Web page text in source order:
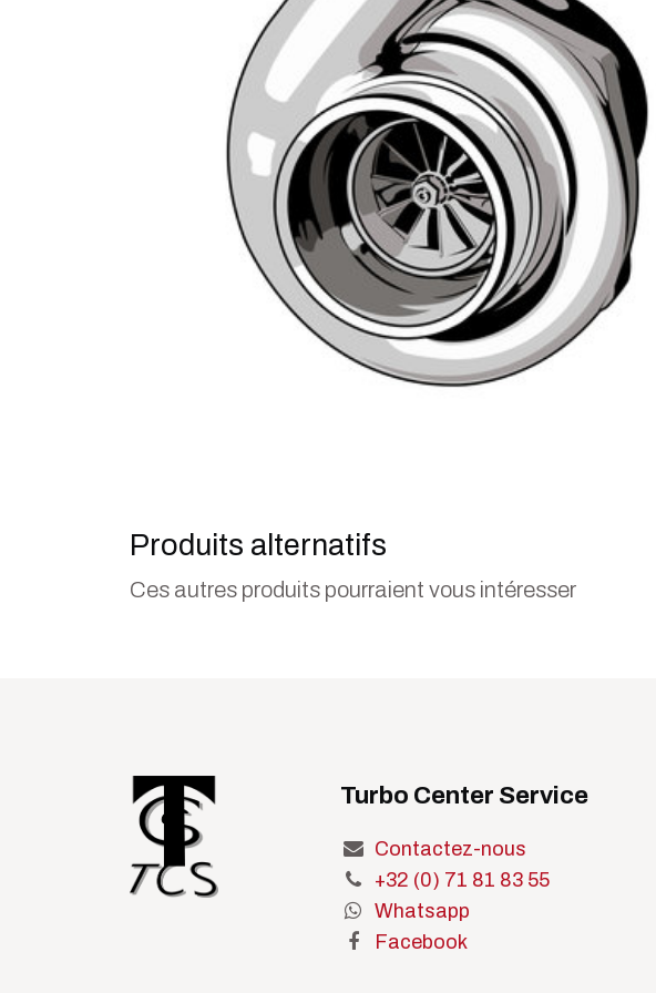
Produits alternatifs
Ces autres produits pourraient vous intéresser
Turbo Center Service
Contactez-nous
+32 (0) 71 81 83 55
Whatsapp
Facebook